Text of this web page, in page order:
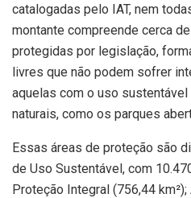
catalogadas pelo IAT, nem
montante compreende cerca
protegidas por legislação,
livres que não podem sofrer
aquelas com o uso
naturais, como os parques
Essas áreas de proteção são
de Uso Sustentável, com
Proteção Integral (756,44